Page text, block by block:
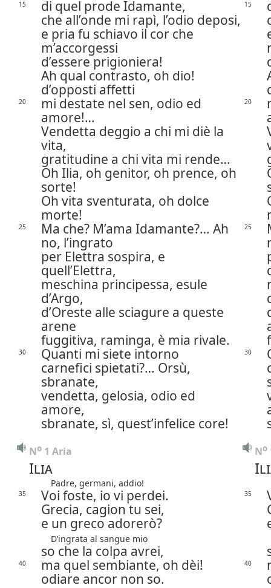
15 di quel prode Idamante, 15
che all’onde mi rapì, l’odio deposi,
e pria fu schiavo il cor che
m’accorgessi
d’essere prigioniera!
Ah qual contrasto, oh dio!
d’opposti affetti
20
mi destate nel sen, odio ed
amore!…
20
Vendetta deggio a chi mi diè la
vita,
gratitudine a chi vita mi rende…
Oh Ilia, oh genitor, oh prence, oh
sorte!
Oh vita sventurata, oh dolce
morte!
25
Ma che? M’ama Idamante?… Ah
no, l’ingrato
25
per Elettra sospira, e
quell’Elettra,
meschina principessa, esule
d’Argo,
d’Oreste alle sciagure a queste
arene
fuggitiva, raminga, è mia rivale.
30 Quanti mi siete intorno 30
carnefici spietati?… Orsù,
sbranate,
vendetta, gelosia, odio ed
amore,
sbranate, sì, quest’infelice core!
No 1 Aria No
Ilia
Padre, germani, addio!
35 Voi foste, io vi perdei. 35
Grecia, cagion tu sei,
e un greco adorerò?
D’ingrata al sangue mio
so che la colpa avrei,
40 ma quel sembiante, oh dèi! 40
odiare ancor non so.